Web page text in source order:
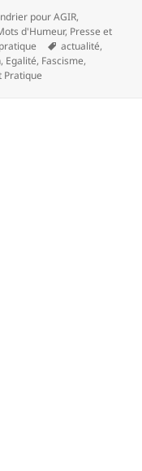
pour AGIR,
d'Humeur, Presse et
Mots-
clés
actualité,
, Egalité, Fascisme,
Pratique